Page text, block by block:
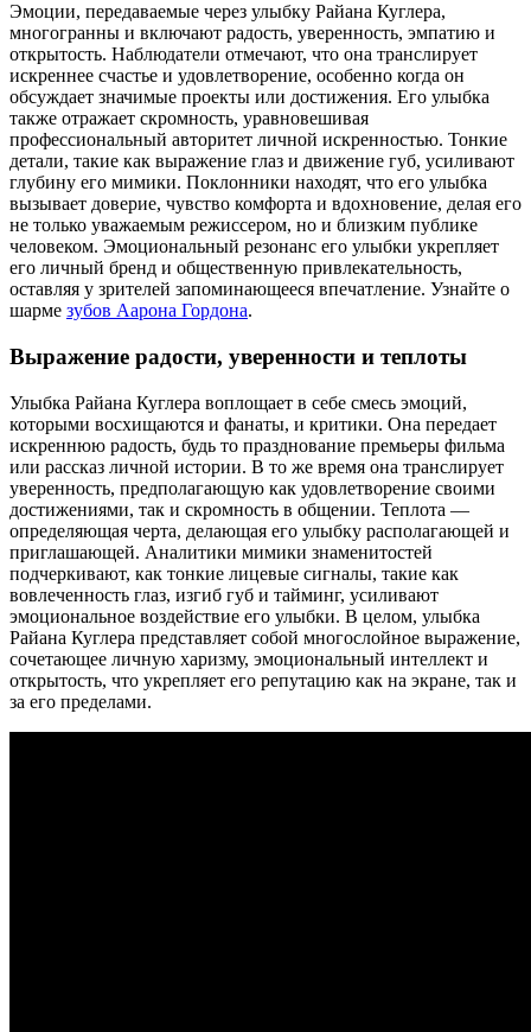
Эмоции, передаваемые через улыбку Райана Куглера,
многогранны и включают радость, уверенность, эмпатию и
открытость. Наблюдатели отмечают, что она транслирует
искреннее счастье и удовлетворение, особенно когда он
обсуждает значимые проекты или достижения. Его улыбка
также отражает скромность, уравновешивая
профессиональный авторитет личной искренностью. Тонкие
детали, такие как выражение глаз и движение губ, усиливают
глубину его мимики. Поклонники находят, что его улыбка
вызывает доверие, чувство комфорта и вдохновение, делая его
не только уважаемым режиссером, но и близким публике
человеком. Эмоциональный резонанс его улыбки укрепляет
его личный бренд и общественную привлекательность,
оставляя у зрителей запоминающееся впечатление. Узнайте о
шарме зубов Аарона Гордона.
Выражение радости, уверенности и теплоты
Улыбка Райана Куглера воплощает в себе смесь эмоций,
которыми восхищаются и фанаты, и критики. Она передает
искреннюю радость, будь то празднование премьеры фильма
или рассказ личной истории. В то же время она транслирует
уверенность, предполагающую как удовлетворение своими
достижениями, так и скромность в общении. Теплота —
определяющая черта, делающая его улыбку располагающей и
приглашающей. Аналитики мимики знаменитостей
подчеркивают, как тонкие лицевые сигналы, такие как
вовлеченность глаз, изгиб губ и тайминг, усиливают
эмоциональное воздействие его улыбки. В целом, улыбка
Райана Куглера представляет собой многослойное выражение,
сочетающее личную харизму, эмоциональный интеллект и
открытость, что укрепляет его репутацию как на экране, так и
за его пределами.